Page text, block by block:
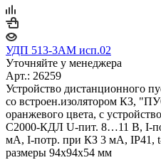
УДП 513-3АМ исп.02
Уточняйте у менеджера
Арт.: 26259
Устройство дистанционного
со встроен.изолятором
оранжевого цвета, с
С2000-КДЛ U-пит. 8…11 В, I-
мА, I-потр. при КЗ 3 мА, IP41,
размеры 94х94х54 мм